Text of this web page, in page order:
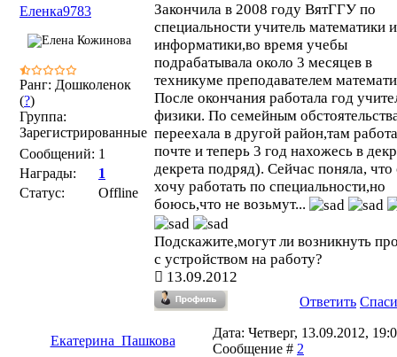
Еленка9783
Ранг: Дошколенок
(?)
Группа:
Зарегистрированные
Сообщений: 1
Награды:
1
Статус:
Offline
Закончила в 2008 году ВятГГУ по
специальности учитель математики и
информатики,во время учебы
подрабатывала около 3 месяцев в
техникуме преподавателем
После окончания работала год
физики. По семейным
переехала в другой район,там
почте и теперь 3 год нахожесь в
декрета подряд). Сейчас поняла, что
хочу работать по специальности,но
боюсь,что не возьмут...
Подскажите,могут ли возникнуть
с устройством на работу?
13.09.2012
Ответить
Екатерина_Пашкова
Дата: Четверг, 13.09.2012,
Сообщение # 2